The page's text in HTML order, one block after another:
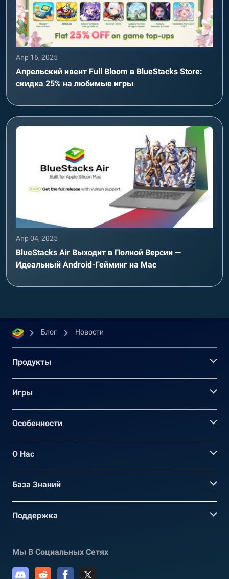
Апр 16, 2025
Апрельский ивент Full Bloom в BlueStacks Store:
скидка 25% на любимые игры
Апр 04, 2025
BlueStacks Air Выходит в Полной Версии —
Идеальный Android-Гейминг на Mac
Блог Новости
Продукты
Игры
Oсобенности
О Нас
База Знаний
Поддержка
Мы В Социальных Сетях